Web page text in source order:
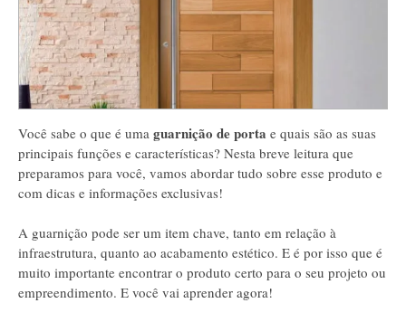
Você sabe o que é uma guarnição de porta e quais são as suas
principais funções e características? Nesta breve leitura que
preparamos para você, vamos abordar tudo sobre esse produto e
com dicas e informações exclusivas!
A guarnição pode ser um item chave, tanto em relação à
infraestrutura, quanto ao acabamento estético. E é por isso que é
muito importante encontrar o produto certo para o seu projeto ou
empreendimento. E você vai aprender agora!